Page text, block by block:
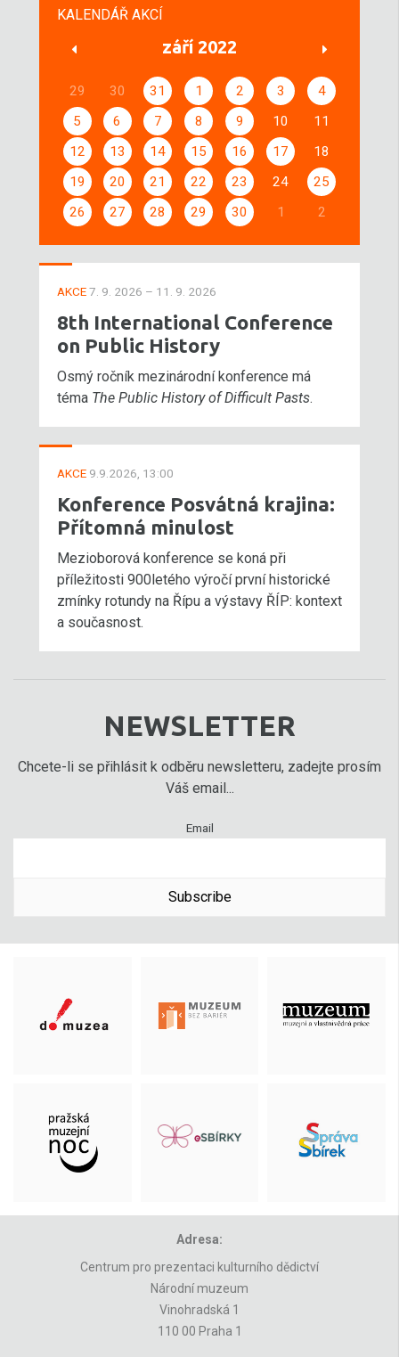
KALENDÁŘ AKCÍ
září 2022
29 30 31 1 2 3
4
5
6 7 8 9 10
11
12
13 14 15 16 17
18
19
20 21 22 23 24
25
26
27 28 29 30 1 2
AKCE7. 9. 2026 – 11. 9. 2026
8th International Conference
on Public History
Osmý ročník mezinárodní konference má
téma The Public History of Difficult Pasts.
AKCE 9.9.2026, 13:00
Konference Posvátná krajina:
Přítomná minulost
Mezioborová konference se koná při
příležitosti 900letého výročí první historické
zmínky rotundy na Řípu a výstavy ŘÍP: kontext
a současnost.
NEWSLETTER
Chcete-li se přihlásit k odběru newsletteru, zadejte prosím
Váš email...
Email
Subscribe
Adresa:
Centrum pro prezentaci kulturního dědictví
Národní muzeum
Vinohradská 1
110 00 Praha 1